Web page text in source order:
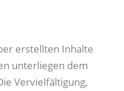
erstellten Inhalte
unterliegen dem
Vervielfältigung,